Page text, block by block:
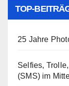
TOP-
25 Jahre
Selfies,
(SMS) im